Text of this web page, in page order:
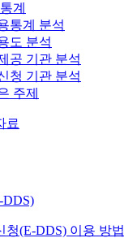
계
통계 분석
도 분석
공 기관 분석
청 기관 분석
주제
료
DDS)
청(E-DDS) 이용 방법